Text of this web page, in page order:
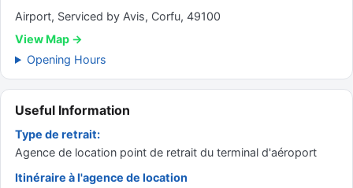
Airport, Serviced by Avis, Corfu, 49100
View Map →
Opening Hours
Useful Information
Type de retrait:
Agence de location point de retrait du terminal d'aéroport
Itinéraire à l'agence de location